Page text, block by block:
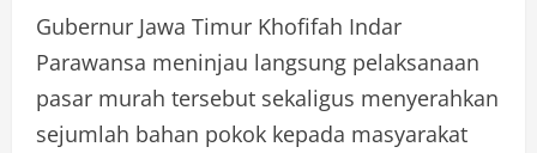
Gubernur Jawa Timur Khofifah Indar
Parawansa meninjau langsung pelaksanaan
pasar murah tersebut sekaligus menyerahkan
sejumlah bahan pokok kepada masyarakat